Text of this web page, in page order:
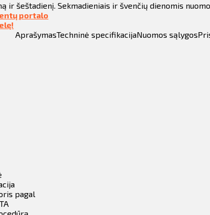
ir šeštadienį. Sekmadieniais ir švenčių dienomis
portalo
AprašymasTechninė specifikacijaNuomos sąlygos
pagal